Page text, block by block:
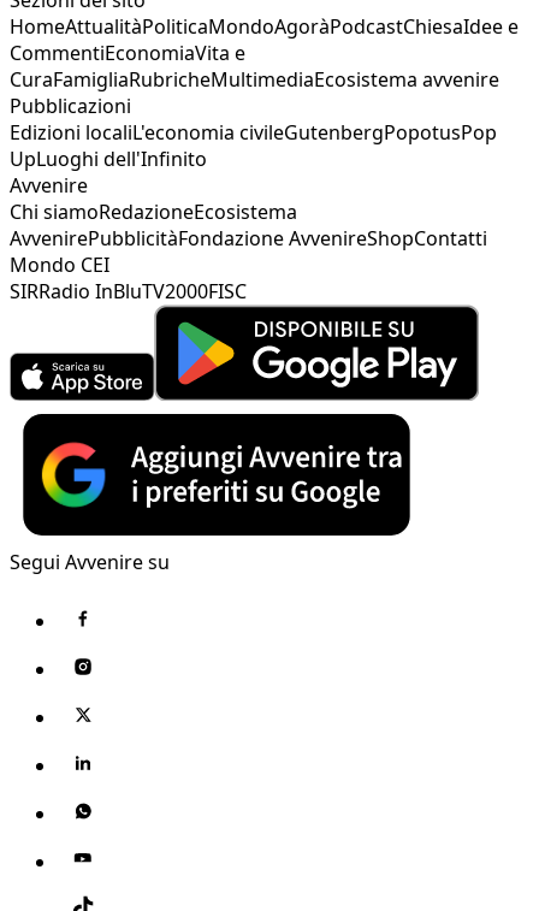
HomeAttualitàPoliticaMondoAgoràPodcastChiesaIdee e
CommentiEconomiaVita e
CuraFamigliaRubricheMultimediaEcosistema avvenire
Pubblicazioni
Edizioni localiL'economia civileGutenbergPopotusPop
UpLuoghi dell'Infinito
Avvenire
Chi siamoRedazioneEcosistema
AvvenirePubblicitàFondazione AvvenireShopContatti
Mondo CEI
SIRRadio InBluTV2000FISC
Segui Avvenire su